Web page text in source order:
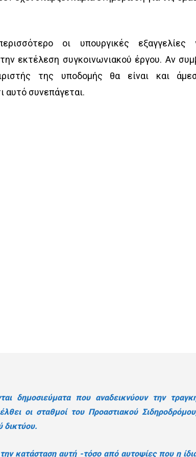
οι υπουργικές εξαγγελίες
εκτέλεση συγκοινωνιακού έργου. Αν
της υποδομής θα είναι και
αυτό συνεπάγεται.
δημοσιεύματα που αναδεικνύουν την
οι σταθμοί του Προαστιακού
δικτύου.
κατάσταση αυτή -τόσο από αυτοψίες που η